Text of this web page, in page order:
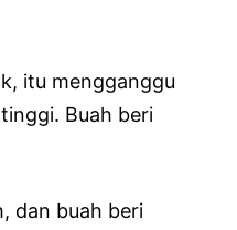
itu mengganggu
Buah beri
dan buah beri